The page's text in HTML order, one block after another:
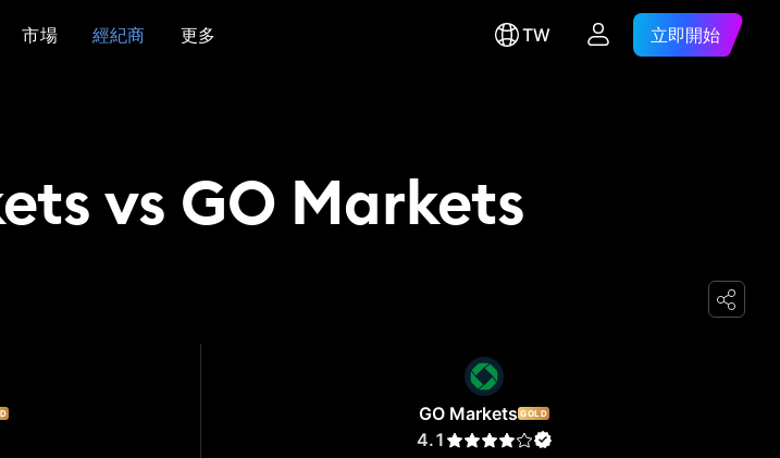
市場 經紀商 更多 TW 立即開始
vs GO Markets
GO Markets GOLD
4.1